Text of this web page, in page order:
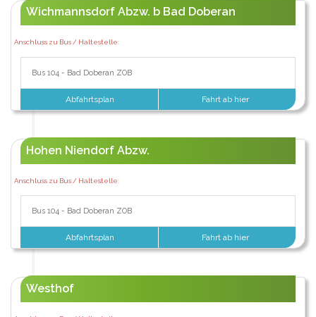
Wichmannsdorf Abzw. b Bad Doberan
Anschluss zu Bus / Haltestelle:
Bus 104 - Bad Doberan ZOB
Abfahrtsplan Fahrt ab hier
Hohen Niendorf Abzw.
Anschluss zu Bus / Haltestelle:
Bus 104 - Bad Doberan ZOB
Abfahrtsplan Fahrt ab hier
Westhof